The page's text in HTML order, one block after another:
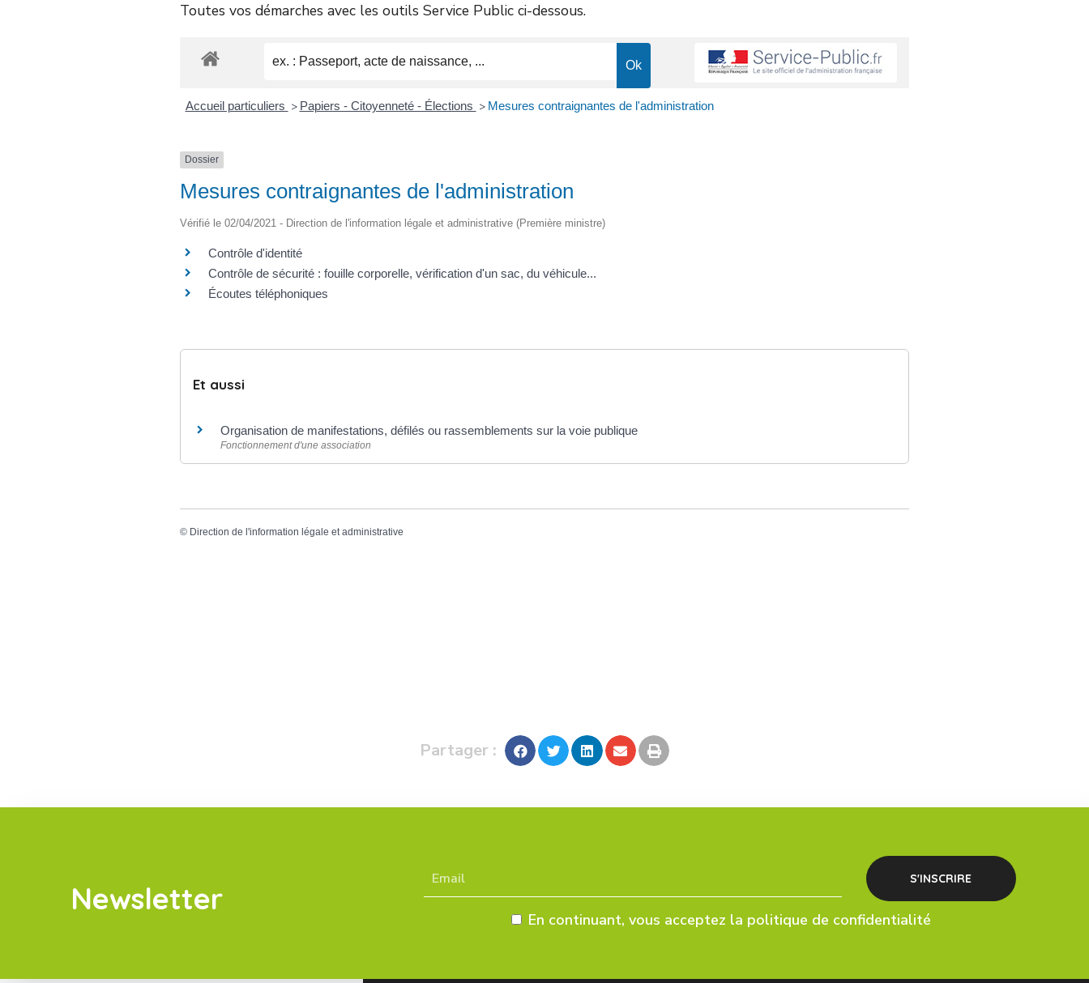
Toutes vos démarches avec les outils Service Public ci-dessous.
Accueil particuliers > Papiers - Citoyenneté - Élections > Mesures contraignantes de l'administration
Dossier
Mesures contraignantes de l'administration
Vérifié le 02/04/2021 - Direction de l'information légale et administrative (Première ministre)
Contrôle d'identité
Contrôle de sécurité : fouille corporelle, vérification d'un sac, du véhicule...
Écoutes téléphoniques
Et aussi
Organisation de manifestations, défilés ou rassemblements sur la voie publique
Fonctionnement d'une association
© Direction de l'information légale et administrative
Partager :
Newsletter
En continuant, vous acceptez la politique de confidentialité